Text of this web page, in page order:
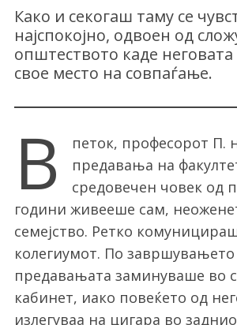
Како и секогаш таму се
најспокојно, одвоен од
општеството каде
свое место на совпаѓање.
В
петок, професорот П.
предавања на
средовечен човек од
години живееше сам,
семејство. Ретко
колегиумот. По
предавањата заминуваше во
кабинет, иако повеќето од
излегуваа на цигара во